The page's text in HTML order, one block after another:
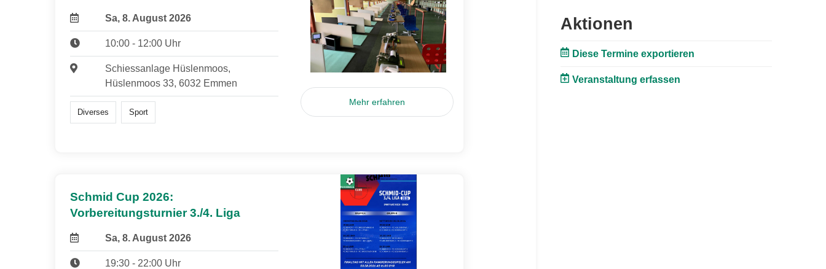
Sa, 8. August 2026
10:00 - 12:00 Uhr
Schiessanlage Hüslenmoos,
Hüslenmoos 33, 6032 Emmen
Diverses Sport
Mehr erfahren
Schmid Cup 2026:
Vorbereitungsturnier 3./4. Liga
Sa, 8. August 2026
19:30 - 22:00 Uhr
Aktionen
Diese Termine exportieren
Veranstaltung erfassen